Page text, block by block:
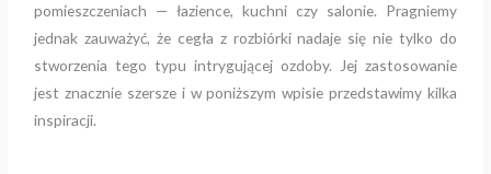
pomieszczeniach — łazience, kuchni czy salonie. Pragniemy
jednak zauważyć, że cegła z rozbiórki nadaje się nie tylko do
stworzenia tego typu intrygującej ozdoby. Jej zastosowanie
jest znacznie szersze i w poniższym wpisie przedstawimy kilka
inspiracji.